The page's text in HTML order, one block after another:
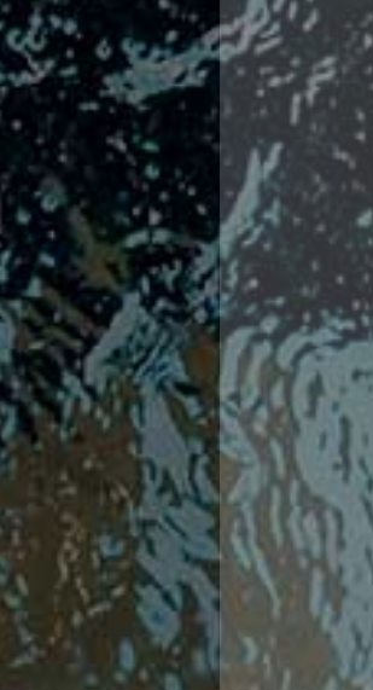
News
Flash News
Formazione
SIT
Sezione Salvamento
GUG
Composizione
Norme e documenti
Formazione
Sedi Regionali e
Designazioni
Scuole Nuoto
Ricerca Scuole
Manuale SNF
Diventa SNF
Propaganda
Norme e documenti
Risultati
Eventi
Centri Federali
C. F. Complesso natatorio
C. F. Polo Acquatico
C. F. Unipol BluStadium
C. F. Polo Acquatico Enel -
C. F. Acerra "Carlo
C. F. Crotone